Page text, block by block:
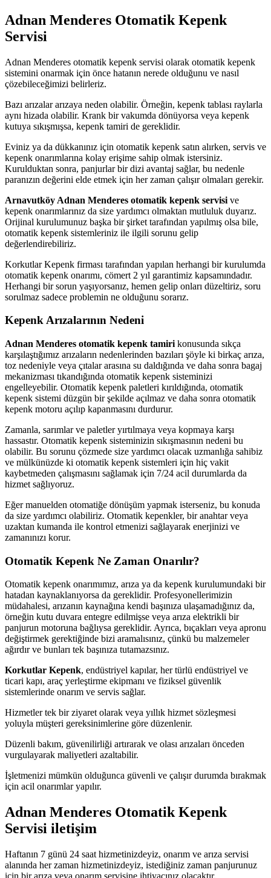
Adnan Menderes Otomatik Kepenk
Servisi
Adnan Menderes otomatik kepenk servisi olarak otomatik kepenk
sistemini onarmak için önce hatanın nerede olduğunu ve nasıl
çözebileceğimizi belirleriz.
Bazı arızalar arızaya neden olabilir. Örneğin, kepenk tablası raylarla
aynı hizada olabilir. Krank bir vakumda dönüyorsa veya kepenk
kutuya sıkışmışsa, kepenk tamiri de gereklidir.
Eviniz ya da dükkanınız için otomatik kepenk satın alırken, servis ve
kepenk onarımlarına kolay erişime sahip olmak istersiniz.
Kurulduktan sonra, panjurlar bir dizi avantaj sağlar, bu nedenle
paranızın değerini elde etmek için her zaman çalışır olmaları gerekir.
Arnavutköy Adnan Menderes otomatik kepenk servisi ve
kepenk onarımlarınız da size yardımcı olmaktan mutluluk duyarız.
Orijinal kurulumunuz başka bir şirket tarafından yapılmış olsa bile,
otomatik kepenk sistemleriniz ile ilgili sorunu gelip
değerlendirebiliriz.
Korkutlar Kepenk firması tarafından yapılan herhangi bir kurulumda
otomatik kepenk onarımı, cömert 2 yıl garantimiz kapsamındadır.
Herhangi bir sorun yaşıyorsanız, hemen gelip onları düzeltiriz, soru
sorulmaz sadece problemin ne olduğunu sorarız.
Kepenk Arızalarının Nedeni
Adnan Menderes otomatik kepenk tamiri konusunda sıkça
karşılaştığımız arızaların nedenlerinden bazıları şöyle ki birkaç arıza,
toz nedeniyle veya çıtalar arasına su daldığında ve daha sonra bagaj
mekanizması tıkandığında otomatik kepenk sisteminizi
engelleyebilir. Otomatik kepenk paletleri kırıldığında, otomatik
kepenk sistemi düzgün bir şekilde açılmaz ve daha sonra otomatik
kepenk motoru açılıp kapanmasını durdurur.
Zamanla, sarımlar ve paletler yırtılmaya veya kopmaya karşı
hassastır. Otomatik kepenk sisteminizin sıkışmasının nedeni bu
olabilir. Bu sorunu çözmede size yardımcı olacak uzmanlığa sahibiz
ve mülkünüzde ki otomatik kepenk sistemleri için hiç vakit
kaybetmeden çalışmasını sağlamak için 7/24 acil durumlarda da
hizmet sağlıyoruz.
Eğer manuelden otomatiğe dönüşüm yapmak isterseniz, bu konuda
da size yardımcı olabiliriz. Otomatik kepenkler, bir anahtar veya
uzaktan kumanda ile kontrol etmenizi sağlayarak enerjinizi ve
zamanınızı korur.
Otomatik Kepenk Ne Zaman Onarılır?
Otomatik kepenk onarımımız, arıza ya da kepenk kurulumundaki bir
hatadan kaynaklanıyorsa da gereklidir. Profesyonellerimizin
müdahalesi, arızanın kaynağına kendi başınıza ulaşamadığınız da,
örneğin kutu duvara entegre edilmişse veya arıza elektrikli bir
panjurun motoruna bağlıysa gereklidir. Ayrıca, bıçakları veya apronu
değiştirmek gerektiğinde bizi aramalısınız, çünkü bu malzemeler
ağırdır ve bunları tek başınıza tutamazsınız.
Korkutlar Kepenk, endüstriyel kapılar, her türlü endüstriyel ve
ticari kapı, araç yerleştirme ekipmanı ve fiziksel güvenlik
sistemlerinde onarım ve servis sağlar.
Hizmetler tek bir ziyaret olarak veya yıllık hizmet sözleşmesi
yoluyla müşteri gereksinimlerine göre düzenlenir.
Düzenli bakım, güvenilirliği artırarak ve olası arızaları önceden
vurgulayarak maliyetleri azaltabilir.
İşletmenizi mümkün olduğunca güvenli ve çalışır durumda bırakmak
için acil onarımlar yapılır.
Adnan Menderes Otomatik Kepenk
Servisi iletişim
Haftanın 7 günü 24 saat hizmetinizdeyiz, onarım ve arıza servisi
alanında her zaman hizmetinizdeyiz, istediğiniz zaman panjurunuz